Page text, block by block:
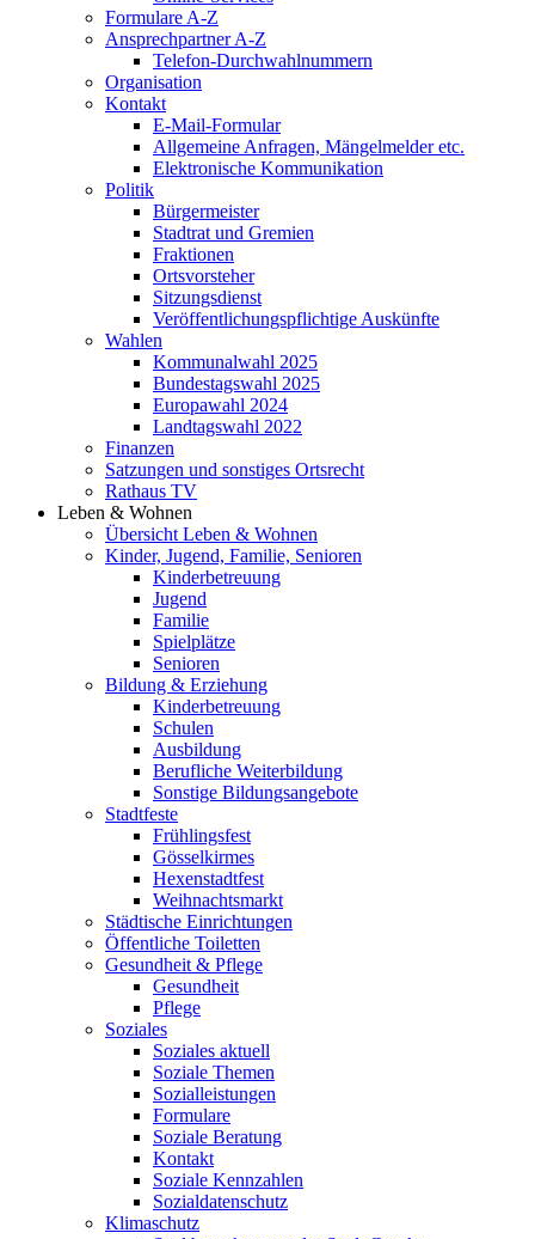
Formulare A-Z
Ansprechpartner A-Z
Telefon-Durchwahlnummern
Organisation
Kontakt
E-Mail-Formular
Allgemeine Anfragen, Mängelmelder etc.
Elektronische Kommunikation
Politik
Bürgermeister
Stadtrat und Gremien
Fraktionen
Ortsvorsteher
Sitzungsdienst
Veröffentlichungspflichtige Auskünfte
Wahlen
Kommunalwahl 2025
Bundestagswahl 2025
Europawahl 2024
Landtagswahl 2022
Finanzen
Satzungen und sonstiges Ortsrecht
Rathaus TV
Leben & Wohnen
Übersicht Leben & Wohnen
Kinder, Jugend, Familie, Senioren
Kinderbetreuung
Jugend
Familie
Spielplätze
Senioren
Bildung & Erziehung
Kinderbetreuung
Schulen
Ausbildung
Berufliche Weiterbildung
Sonstige Bildungsangebote
Stadtfeste
Frühlingsfest
Gösselkirmes
Hexenstadtfest
Weihnachtsmarkt
Städtische Einrichtungen
Öffentliche Toiletten
Gesundheit & Pflege
Gesundheit
Pflege
Soziales
Soziales aktuell
Soziale Themen
Sozialleistungen
Formulare
Soziale Beratung
Kontakt
Soziale Kennzahlen
Sozialdatenschutz
Klimaschutz